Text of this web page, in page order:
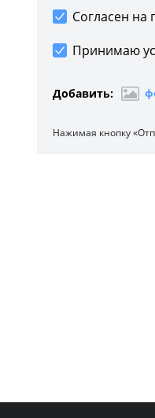
Согласен на
Принимаю
Добавить:
Нажимая кнопку